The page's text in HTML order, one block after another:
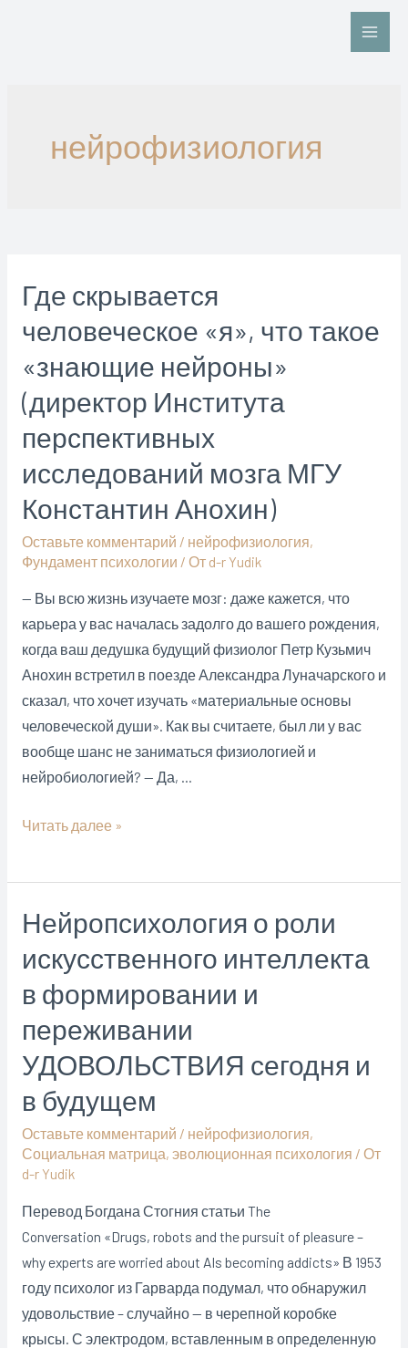
Main
нейрофизиология
Где скрывается
человеческое «я», что такое
«знающие нейроны»
(директор Института
перспективных
исследований мозга МГУ
Константин Анохин)
Оставьте комментарий / нейрофизиология,
Фундамент психологии / От d-r Yudik
— Вы всю жизнь изучаете мозг: даже кажется, что
карьера у вас началась задолго до вашего рождения,
когда ваш дедушка будущий физиолог Петр Кузьмич
Анохин встретил в поезде Александра Луначарского и
сказал, что хочет изучать «материальные основы
человеческой души». Как вы считаете, был ли у вас
вообще шанс не заниматься физиологией и
нейробиологией? — Да, …
Где
что
такое
«знающие
нейроны»
(директор
Института
перспективных
исследований
мозга
МГУ
Константин
Анохин)
Читать далее »
Нейропсихология о роли
искусственного интеллекта
в формировании и
переживании
УДОВОЛЬСТВИЯ сегодня и
в будущем
Оставьте комментарий / нейрофизиология,
Социальная матрица, эволюционная психология / От
d-r Yudik
Перевод Богдана Стогния статьи The
Conversation «Drugs, robots and the pursuit of pleasure –
why experts are worried about AIs becoming addicts» В 1953
году психолог из Гарварда подумал, что обнаружил
удовольствие – случайно — в черепной коробке
крысы. С электродом, вставленным в определенную